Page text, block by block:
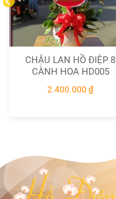
CHẬU LAN HỒ ĐIỆP 8
CÀNH HOA HD005
2.400.000 ₫